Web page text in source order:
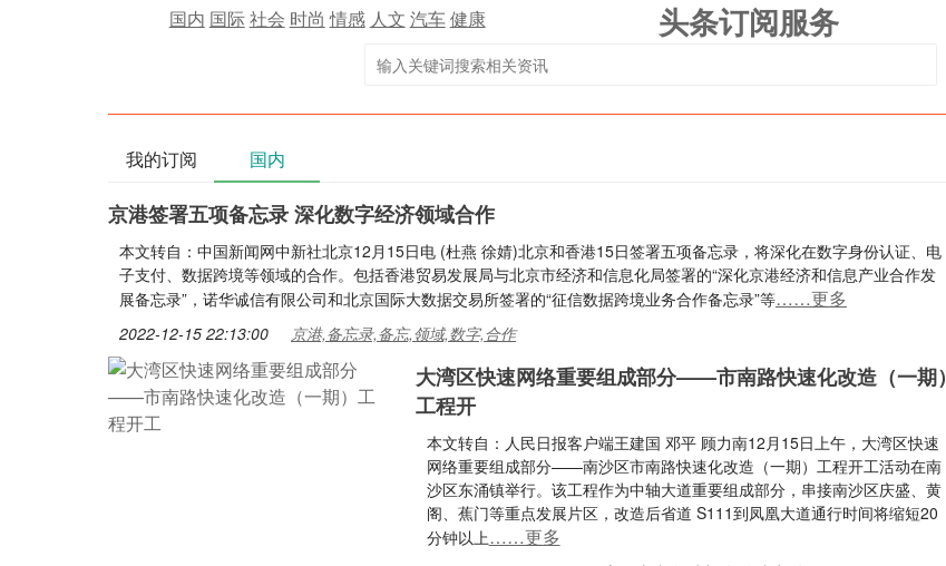
国内 国际社会 时尚 情感 人文 汽车健康 头条订阅服务
我的订阅 国内
京港签署五项备忘录 深化数字经济领域合作
本文转自：中国新闻网中新社北京12月15日电 (杜燕 徐婧)北京和香港15日签署五项备忘录，将深化在数字身份认证、电
子支付、数据跨境等领域的合作。包括香港贸易发展局与北京市经济和信息化局签署的“深化京港经济和信息产业合作发
展备忘录”，诺华诚信有限公司和北京国际大数据交易所签署的“征信数据跨境业务合作备忘录”等……更多
2022-12-15 22:13:00 京港,备忘录,备忘,领域,数字,合作
大湾区快速网络重要组成部分——市南路快速化改造（一期）
工程开
本文转自：人民日报客户端王建国 邓平 顾力南12月15日上午，大湾区快速
网络重要组成部分——南沙区市南路快速化改造（一期）工程开工活动在南
沙区东涌镇举行。该工程作为中轴大道重要组成部分，串接南沙区庆盛、黄
阁、蕉门等重点发展片区，改造后省道 S111到凤凰大道通行时间将缩短20
分钟以上……更多